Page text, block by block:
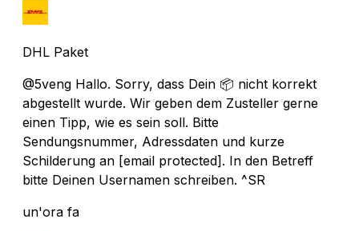
DHL Paket
@5veng Hallo. Sorry, dass Dein 📦 nicht korrekt
abgestellt wurde. Wir geben dem Zusteller gerne
einen Tipp, wie es sein soll. Bitte
Sendungsnummer, Adressdaten und kurze
Schilderung an [email protected]. In den Betreff
bitte Deinen Usernamen schreiben. ^SR
un'ora fa